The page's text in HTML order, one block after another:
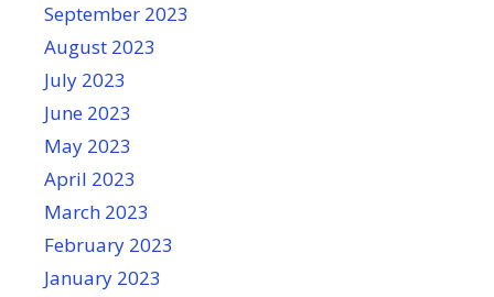
September 2023
August 2023
July 2023
June 2023
May 2023
April 2023
March 2023
February 2023
January 2023